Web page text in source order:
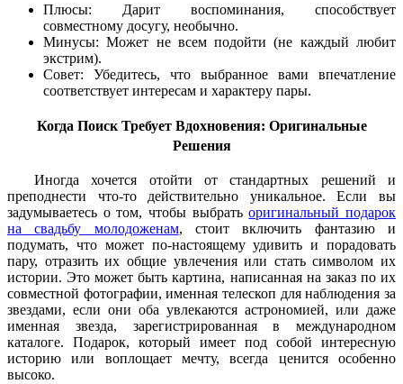
Плюсы: Дарит воспоминания, способствует
совместному досугу, необычно.
Минусы: Может не всем подойти (не каждый любит
экстрим).
Совет: Убедитесь, что выбранное вами впечатление
соответствует интересам и характеру пары.
Когда Поиск Требует Вдохновения: Оригинальные
Решения
Иногда хочется отойти от стандартных решений и
преподнести что-то действительно уникальное. Если вы
задумываетесь о том, чтобы выбратьоригинальный подарок
на свадьбу молодоженам, стоит включить фантазию и
подумать, что может по-настоящему удивить и порадовать
пару, отразить их общие увлечения или стать символом их
истории. Это может быть картина, написанная на заказ по их
совместной фотографии, именная телескоп для наблюдения за
звездами, если они оба увлекаются астрономией, или даже
именная звезда, зарегистрированная в международном
каталоге. Подарок, который имеет под собой интересную
историю или воплощает мечту, всегда ценится особенно
высоко.